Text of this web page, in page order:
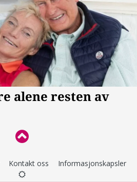
Kontakt oss Informasjonskapsler